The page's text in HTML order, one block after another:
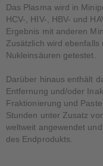
Das Plasma wird in
HCV-, HIV-, HBV- und
Ergebnis mit anderen
Zusätzlich wird ebenfalls
Nukleinsäuren getestet.
Darüber hinaus enthält
Entfernung und/oder
Fraktionierung und
Stunden unter Zusatz
weltweit angewendet
des Endprodukts.